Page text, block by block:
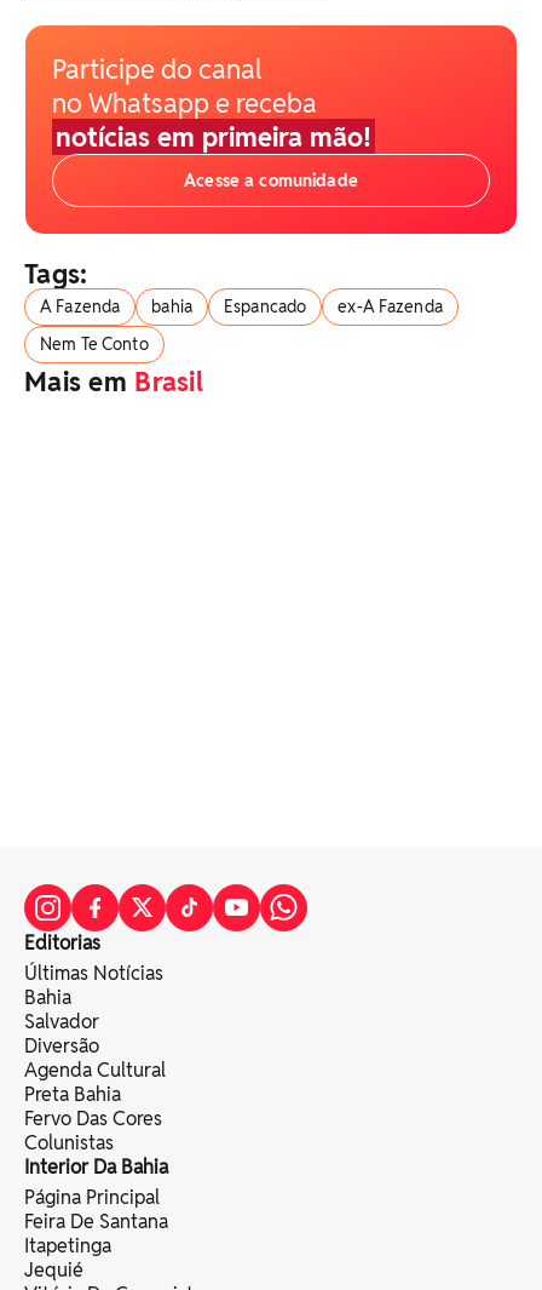
Participe do canal
no Whatsapp e receba
notícias em primeira mão!
Acesse a comunidade
Tags:
A Fazenda bahia Espancado
ex-A Fazenda
Nem Te Conto
Mais em Brasil
Editorias
Últimas Notícias
Bahia
Salvador
Diversão
Agenda Cultural
Preta Bahia
Fervo Das Cores
Colunistas
Interior Da Bahia
Página Principal
Feira De Santana
Itapetinga
Jequié